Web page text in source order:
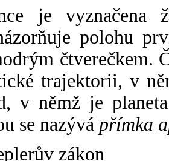
je vyznačena
polohu
čtverečkem.
trajektorii, v
v němž je
se nazývá přímka
zákon